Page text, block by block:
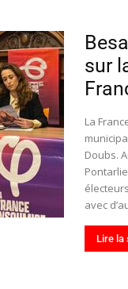
sur
La
Doubs.
avec
Lire la